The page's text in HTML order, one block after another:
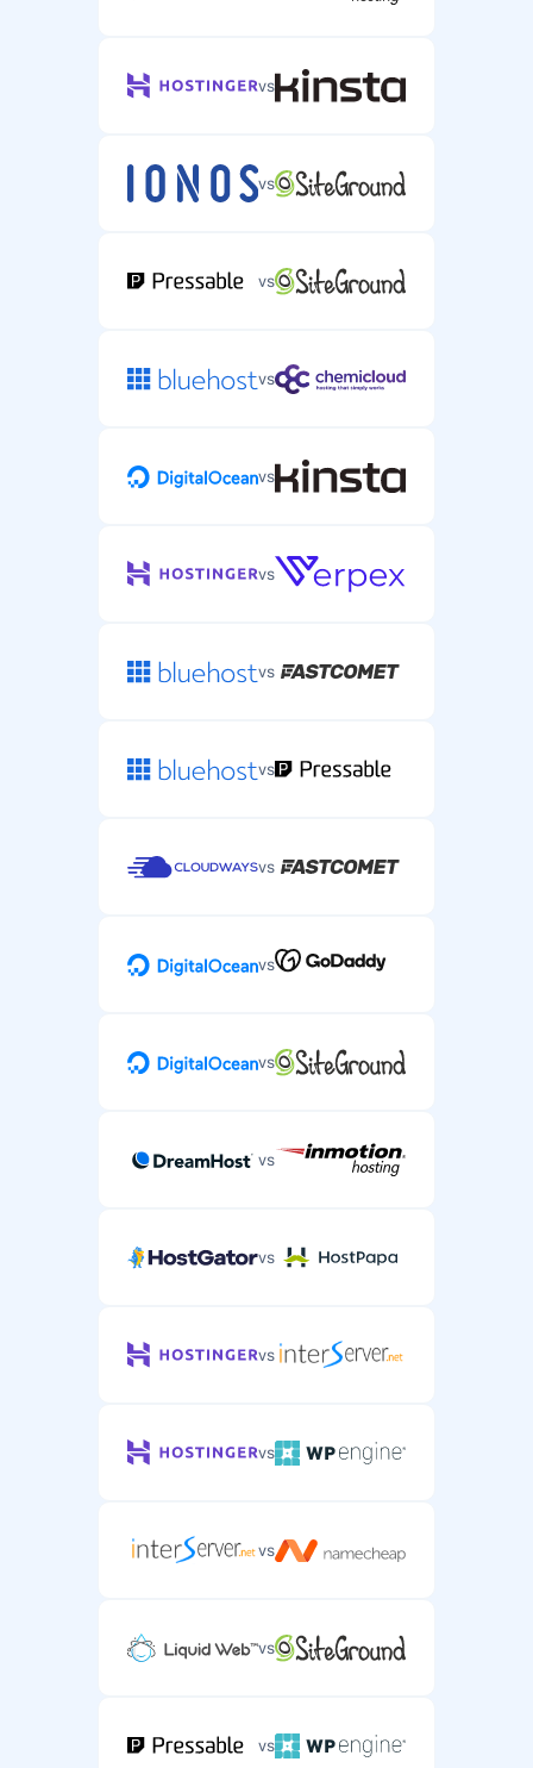
vs
vs
vs
vs
vs
vs
vs
vs
vs
vs
vs
vs
vs
vs
vs
vs
vs
vs